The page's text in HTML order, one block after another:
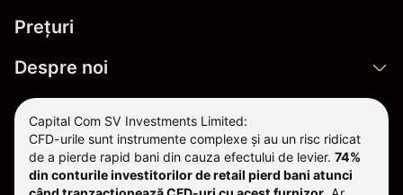
Prețuri
Despre noi
Capital Com SV Investments Limited:
CFD-urile sunt instrumente complexe și au un risc ridicat
de a pierde rapid bani din cauza efectului de levier. 74%
din conturile investitorilor de retail pierd bani atunci